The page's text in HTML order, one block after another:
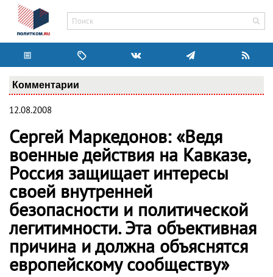
Комментарии
12.08.2008
Сергей Маркедонов: «Ведя
военные действия на Кавказе,
Россия защищает интересы
своей внутренней
безопасности и политической
легитимности. Эта объективная
причина и должна объяснятся
европейскому сообществу»